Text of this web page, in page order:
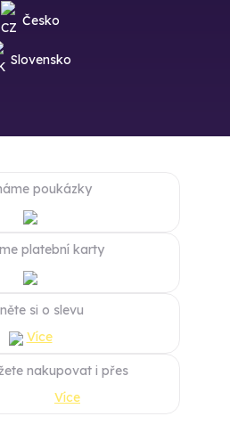
Česko
Slovensko
poukázky
platební karty
si o slevu
Více
nakupovat i přes
Více